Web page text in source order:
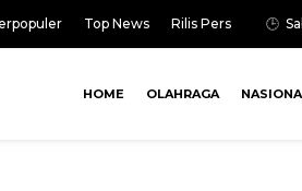
Top News Rilis Pers
HOME OLAHRAGA